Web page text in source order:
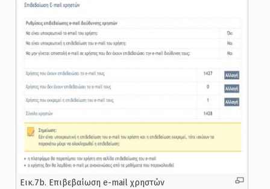
Εικ.7b. Επιβεβαίωση e-mail χρηστών